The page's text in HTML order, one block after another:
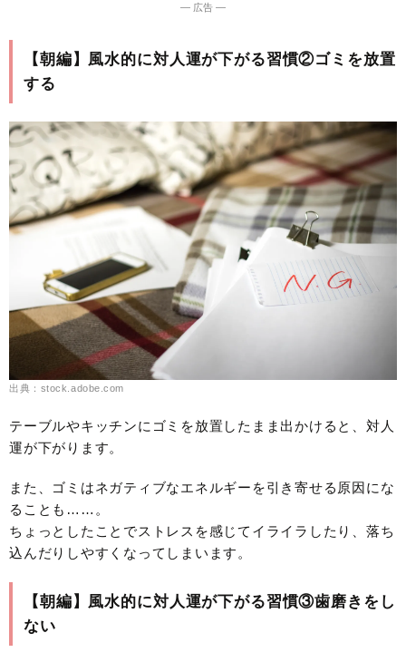
― 広告 ―
【朝編】風水的に対人運が下がる習慣②ゴミを放置
する
出典：stock.adobe.com
テーブルやキッチンにゴミを放置したまま出かけると、対人
運が下がります。
また、ゴミはネガティブなエネルギーを引き寄せる原因にな
ることも……。
ちょっとしたことでストレスを感じてイライラしたり、落ち
込んだりしやすくなってしまいます。
【朝編】風水的に対人運が下がる習慣③歯磨きをし
ない